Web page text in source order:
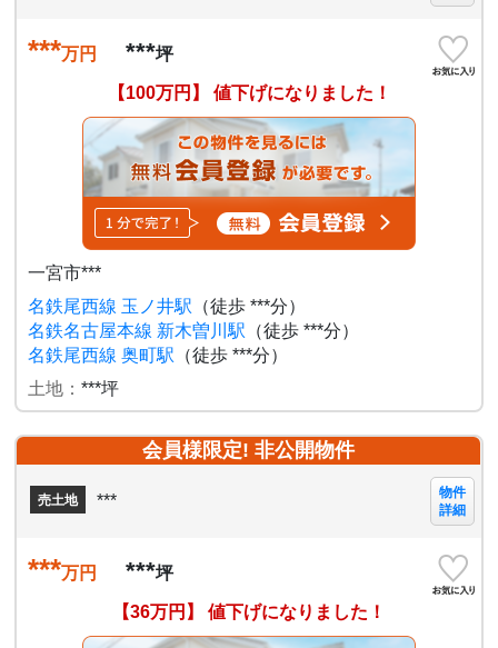
***万円 ***坪
【100万円】 値下げになりました！
一宮市***
名鉄尾西線 玉ノ井駅 （徒歩 ***分）
名鉄名古屋本線 新木曽川駅 （徒歩 ***分）
名鉄尾西線 奥町駅 （徒歩 ***分）
土地：***坪
会員様限定! 非公開物件
売土地 ***
物件
詳細
***万円 ***坪
【36万円】 値下げになりました！